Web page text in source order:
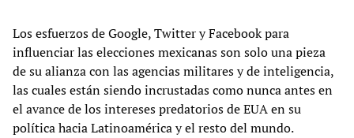
Los esfuerzos de Google, Twitter y Facebook para
influenciar las elecciones mexicanas son solo una pieza
de su alianza con las agencias militares y de inteligencia,
las cuales están siendo incrustadas como nunca antes en
el avance de los intereses predatorios de EUA en su
política hacia Latinoamérica y el resto del mundo.